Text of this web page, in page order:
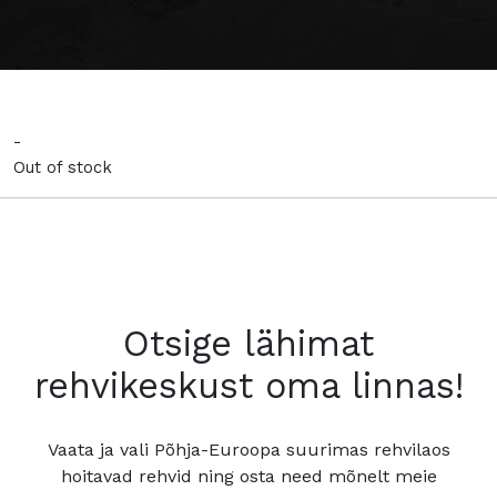
-
Out of stock
Otsige lähimat
rehvikeskust oma linnas!
Vaata ja vali Põhja-Euroopa suurimas rehvilaos
hoitavad rehvid ning osta need mõnelt meie